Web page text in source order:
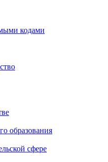
кодами
образования
сфере